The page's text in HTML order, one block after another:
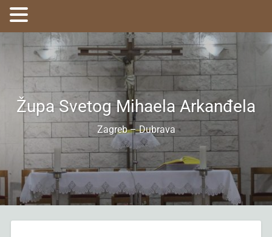
Župa Svetog Mihaela Arkanđela
Zagreb – Dubrava